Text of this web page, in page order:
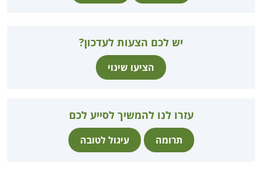
יש לכם הצעות לעדכון?
הציעו שינוי
עזרו לנו להמשיך לסייע לכם
תרומה עיגול לטובה